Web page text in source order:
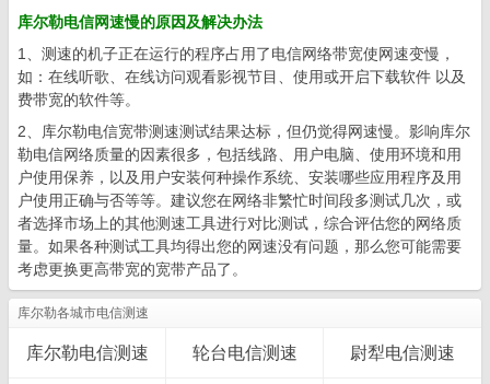
库尔勒电信网速慢的原因及解决办法
1、测速的机子正在运行的程序占用了电信网络带宽使网速变慢，
如：在线听歌、在线访问观看影视节目、使用或开启下载软件 以及
费带宽的软件等。
2、库尔勒电信宽带测速测试结果达标，但仍觉得网速慢。影响库尔
勒电信网络质量的因素很多，包括线路、用户电脑、使用环境和用
户使用保养，以及用户安装何种操作系统、安装哪些应用程序及用
户使用正确与否等等。建议您在网络非繁忙时间段多测试几次，或
者选择市场上的其他测速工具进行对比测试，综合评估您的网络质
量。如果各种测试工具均得出您的网速没有问题，那么您可能需要
考虑更换更高带宽的宽带产品了。
库尔勒各城市电信测速
库尔勒电信测速 轮台电信测速 尉犁电信测速